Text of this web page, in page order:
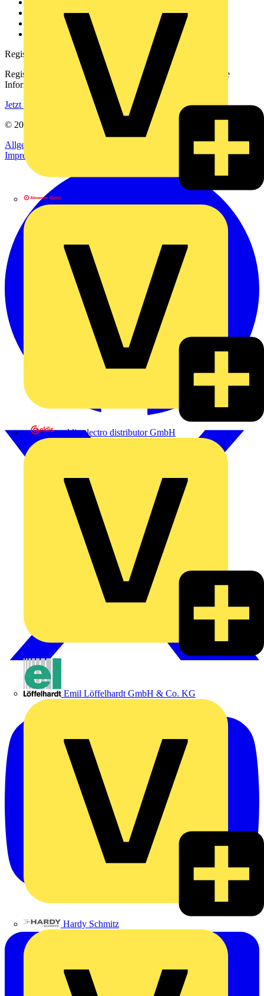
eldis electro distributor GmbH
Emil Löffelhardt GmbH & Co. KG
Hardy Schmitz
Downloadbereich (PDFs)
Häufig gestellte Fragen
voltimum.com
Registrierung
Registrieren Sie sich kostenlos und erhalten Sie stets aktuelle
Informationen aus der Elektroindustrie.
Jetzt registrieren
© 2002-
Allgemeine Geschäftsbedingungen
Datenschutzerklärung
Impressum